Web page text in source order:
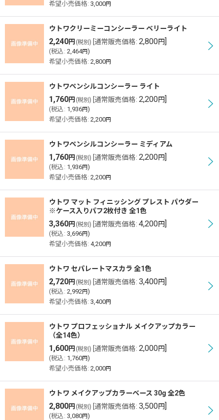
希望小売価格: 3,000円
ウトワクリーミーコンシーラー ベリーライト
2,240円 (税別) 通常販売価格: 2,800円]
(税込 : 2,464円)
希望小売価格: 2,800円
ウトワペンシルコンシーラー ライト
1,760円 (税別) 通常販売価格: 2,200円]
(税込 : 1,936円)
希望小売価格: 2,200円
ウトワペンシルコンシーラー ミディアム
1,760円 (税別) 通常販売価格: 2,200円]
(税込 : 1,936円)
希望小売価格: 2,200円
ウトワ マット フィニッシング プレスト パウダー
※ケース入りパフ2枚付き 全1色
3,360円 (税別) 通常販売価格: 4,200円]
(税込 : 3,696円)
希望小売価格: 4,200円
ウトワ セパレートマスカラ 全1色
2,720円 (税別) 通常販売価格: 3,400円]
(税込 : 2,992円)
希望小売価格: 3,400円
ウトワ プロフェッショナル メイクアップカラー
（全14色）
1,600円 (税別) 通常販売価格: 2,000円]
(税込 : 1,760円)
希望小売価格: 2,000円
ウトワ メイクアップカラーベース 30g 全2色
2,800円 (税別) 通常販売価格: 3,500円]
(税込 : 3,080円)